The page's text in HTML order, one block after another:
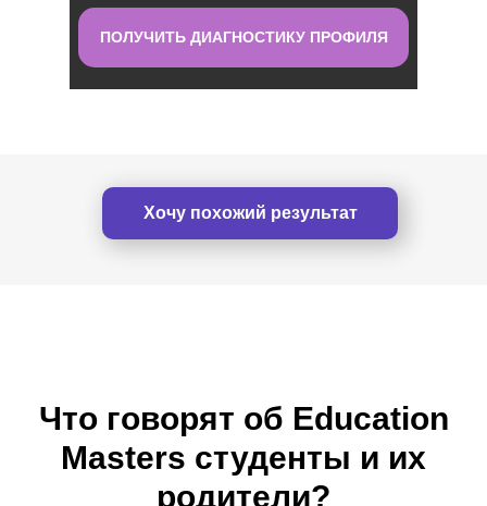
ПОЛУЧИТЬ ДИАГНОСТИКУ ПРОФИЛЯ
Хочу похожий результат
Что говорят об Education
Masters студенты и их
родители?